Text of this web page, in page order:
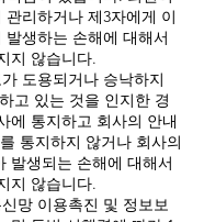
리하거나 제3자에게 이
발생하는 손해에 대해서
지 않습니다.
도용되거나 승낙하지
고 있는 것을 인지한 경
에 통지하고 회사의 안내
통지하지 않거나 회사의
발생되는 손해에 대해서
지 않습니다.
망 이용촉진 및 정보보